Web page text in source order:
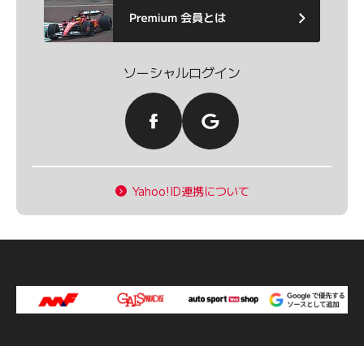
ソーシャルログイン
Yahoo!ID連携について